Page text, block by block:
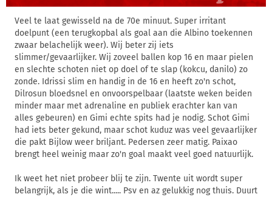
Veel te laat gewisseld na de 70e minuut. Super irritant
doelpunt (een terugkopbal als goal aan die Albino toekennen
zwaar belachelijk weer). Wij beter zij iets
slimmer/gevaarlijker. Wij zoveel ballen kop 16 en maar pielen
en slechte schoten niet op doel of te slap (kokcu, danilo) zo
zonde. Idrissi slim en handig in de 16 en heeft zo'n schot,
Dilrosun bloedsnel en onvoorspelbaar (laatste weken beiden
minder maar met adrenaline en publiek erachter kan van
alles gebeuren) en Gimi echte spits had je nodig. Schot Gimi
had iets beter gekund, maar schot kuduz was veel gevaarlijker
die pakt Bijlow weer briljant. Pedersen zeer matig. Paixao
brengt heel weinig maar zo'n goal maakt veel goed natuurlijk.
Ik weet het niet probeer blij te zijn. Twente uit wordt super
belangrijk, als je die wint..... Psv en az gelukkig nog thuis. Duurt